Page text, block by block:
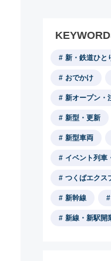
新・鉄道ひと
おでかけ
新オープン・
新型・更新
新型車両
イベント列車
つくばエクス
新幹線
新線・新駅開